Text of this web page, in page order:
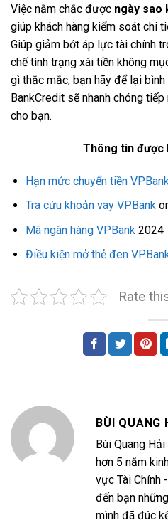
Việc nắm chắc được ngày sao
giúp khách hàng kiểm soát chi
Giúp giảm bớt áp lực tài chính
chế tình trạng xài tiền không
gì thắc mắc, bạn hãy để lại
BankCredit sẽ nhanh chóng
cho bạn.
Thông tin được
Hạn mức chuyển tiền VPBank
Tra cứu khoản vay VPBank
Mã ngân hàng VPBank 2024
Điều kiện mở thẻ đen
Rate
BÙI QUANG
Bùi Quang
hơn 5 năm
vực Tài Chính
đến bạn
mình đã đúc